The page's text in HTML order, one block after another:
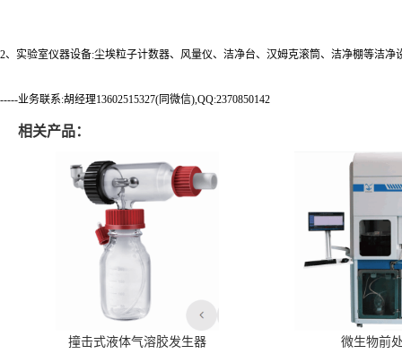
2、实验室仪器设备:尘埃粒子计数器、风量仪、洁净台、汉姆克滚筒、洁净棚等洁
-----业务联系:胡经理13602515327(同微信),QQ:2370850142
相关产品：
撞击式液体气溶胶发生器 微生物前